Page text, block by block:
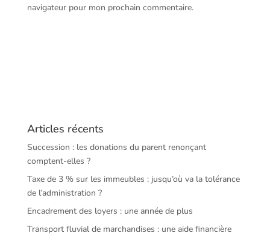
navigateur pour mon prochain commentaire.
Articles récents
Succession : les donations du parent renonçant
comptent-elles ?
Taxe de 3 % sur les immeubles : jusqu’où va la tolérance
de l’administration ?
Encadrement des loyers : une année de plus
Transport fluvial de marchandises : une aide financière